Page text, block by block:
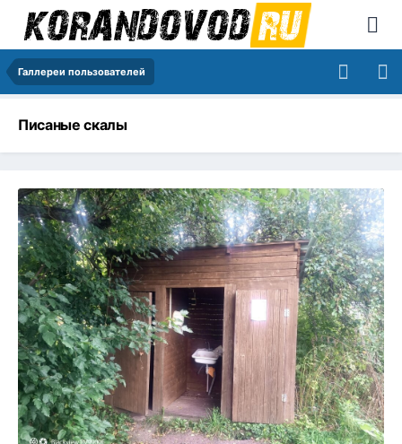
Галлереи пользователей
Писаные скалы